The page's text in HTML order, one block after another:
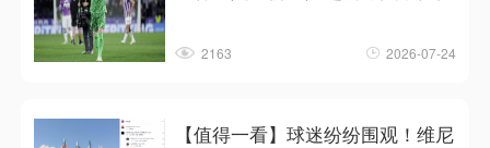
2163 2026-07-24
【值得一看】球迷纷纷围观！维尼